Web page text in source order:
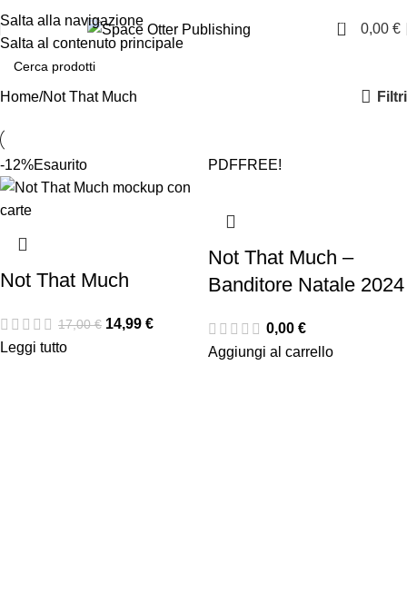
Salta alla navigazione
Salta al contenuto principale
0 0,00 €
Home Not That Much Filtri
-12%Esaurito
Not That Much
17,00€ 14,99 €
Leggi tutto
PDFFREE!
Not That Much –
Banditore Natale 2024
0,00 €
Aggiungi al carrello